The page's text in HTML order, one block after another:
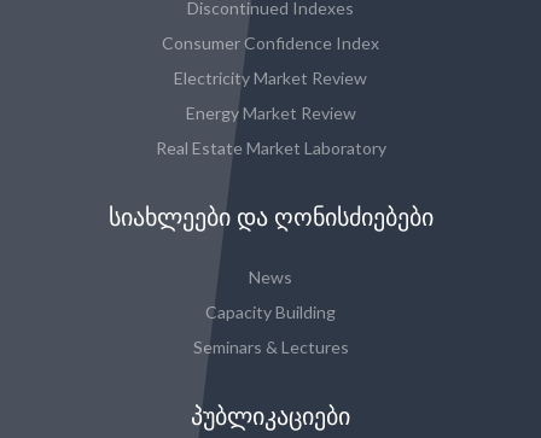
Discontinued Indexes
Consumer Confidence Index
Electricity Market Review
Energy Market Review
Real Estate Market Laboratory
ᲡᲘᲐᲮᲚᲔᲔᲑᲘ ᲓᲐ ᲦᲝᲜᲘᲡᲫᲘᲔᲑᲔᲑᲘ
News
Capacity Building
Seminars & Lectures
ᲞᲣᲑᲚᲘᲙᲐᲪᲘᲔᲑᲘ